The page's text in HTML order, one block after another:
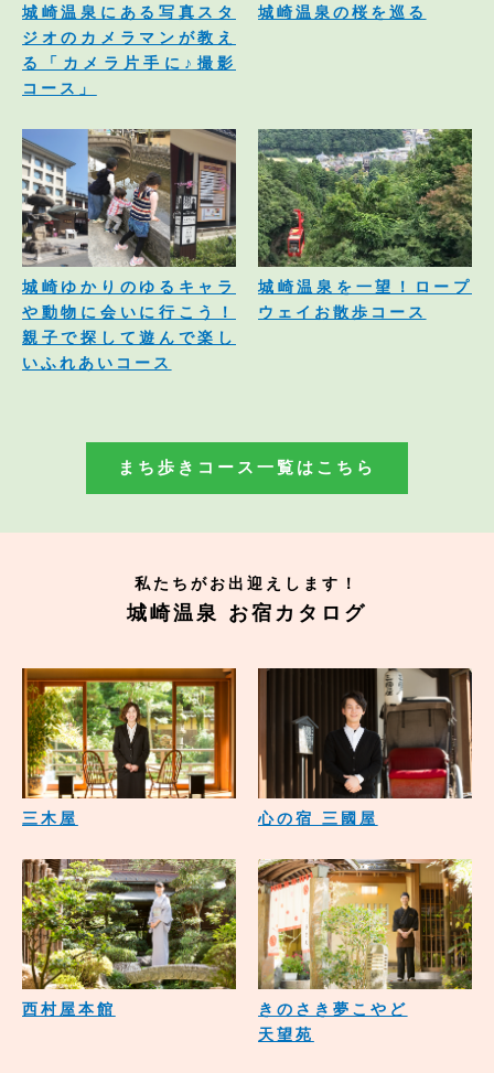
城崎温泉にある写真スタ
ジオのカメラマンが教え
る「カメラ片手に♪撮影
コース」
城崎温泉の桜を巡る
城崎ゆかりのゆるキャラ
や動物に会いに行こう！
親子で探して遊んで楽し
いふれあいコース
城崎温泉を一望！ロープ
ウェイお散歩コース
まち歩きコース一覧はこちら
私たちがお出迎えします！
城崎温泉 お宿カタログ
三木屋 心の宿 三國屋
西村屋本館
きのさき夢こやど
天望苑